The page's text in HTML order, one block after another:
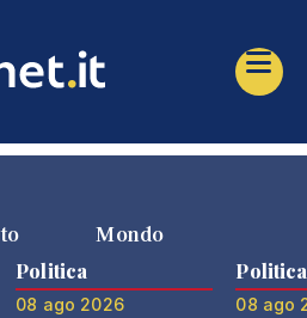
Mondo
Politica
08 ago 2026
Politica
08 ago